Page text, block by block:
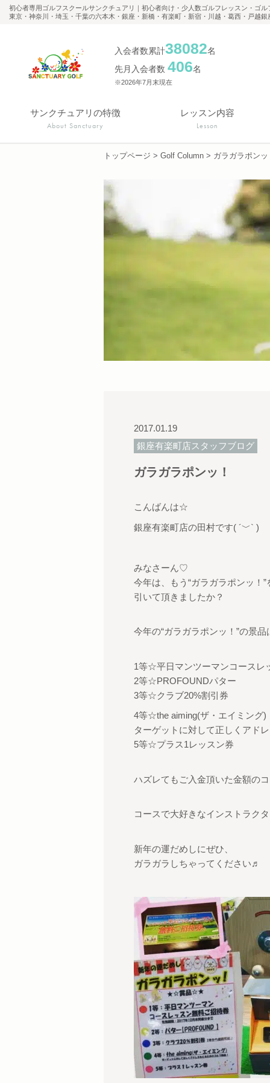
初心者専用ゴルフスクールサンクチュアリ｜初心者向け・少人数ゴルフレッスン・ゴル
東京・神奈川・埼玉・千葉の六本木・銀座・新橋・有楽町・新宿・川越・葛西・戸越
入会者数累計38082名
先月入会者数 406名
※2026年7月末現在
サンクチュアリの特徴
About Sanctuary
レッスン内容
Lesson
トップページ > Golf Column > ガラガラポンッ
2017.01.19
銀座有楽町店スタッフブログ
ガラガラポンッ！
こんばんは☆
銀座有楽町店の田村です( ´﹀` )
みなさーん♡
今年は、もう“ガラガラポンッ！”
引いて頂きましたか？
今年の“ガラガラポンッ！”の景
1等☆平日マンツーマンコースレ
2等☆PROFOUNDパター
3等☆クラブ20%割引券
4等☆the aiming(ザ・エイミング)
ターゲットに対して正しくアド
5等☆プラス1レッスン券
ハズレてもご入金頂いた金額の
コースで大好きなインストラク
新年の運だめしにぜひ、
ガラガラしちゃってください♬